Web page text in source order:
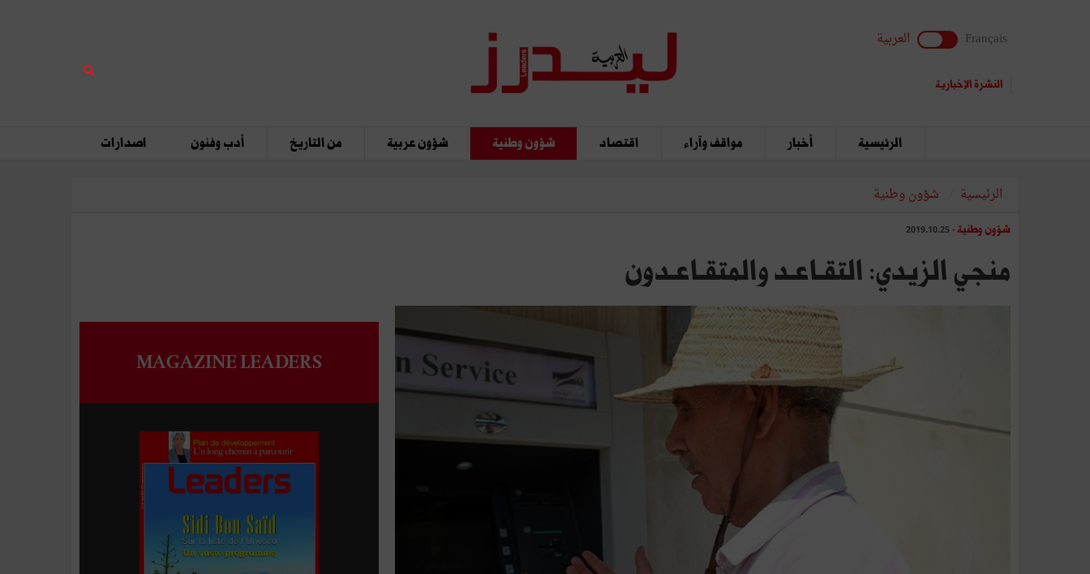
Français العربية
النشرة الإخبارية
الرئيسية أخبار مواقف وآراء اقتصاد شؤون وطنية شؤون عربية من التاريخ أدب وفنون اصدارات
الرئيسية شؤون وطنية
شؤون وطنية - 2019.10.25
منجي الزيدي: التقـاعـد والمتقـاعـدون
MAGAZINE LEADERS